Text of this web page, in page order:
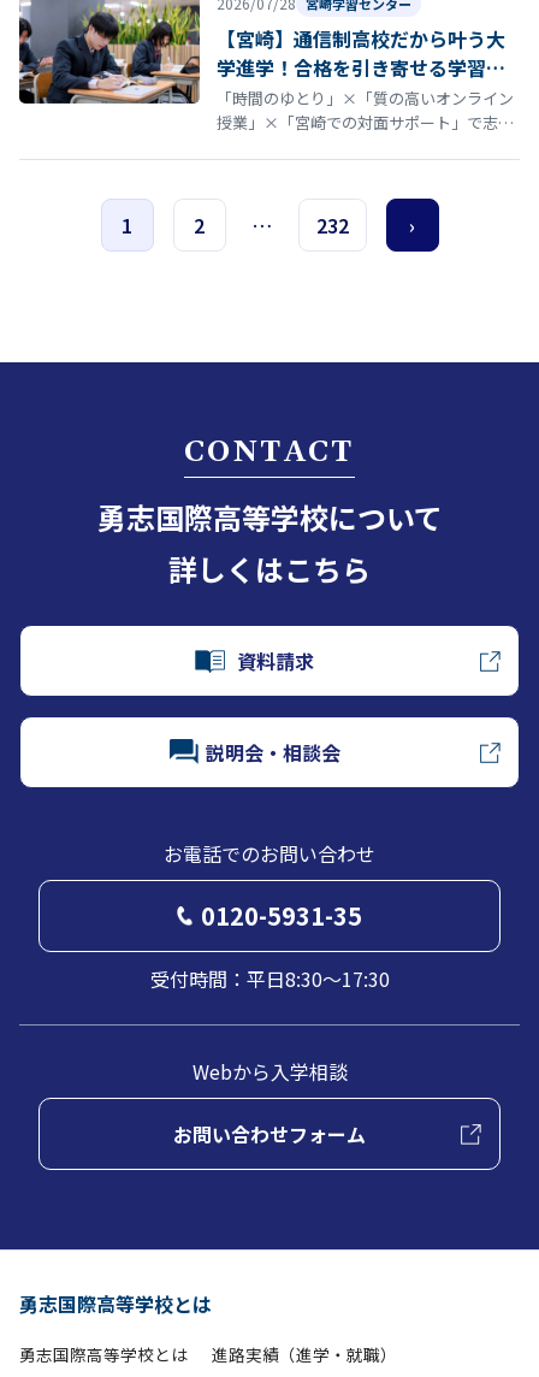
【宮崎】通信制高校だから叶う大
学進学！合格を引き寄せる学習サ
ポートと進路実績
「時間のゆとり」×「質の高いオンライン
授業」×「宮崎での対面サポート」で志望
1 2 … 232 ›
CONTACT
勇志国際高等学校について
詳しくはこちら
資料請求
説明会・相談会
お電話でのお問い合わせ
0120-5931-35
受付時間：平日8:30～17:30
Webから入学相談
お問い合わせフォーム
勇志国際高等学校とは
勇志国際高等学校とは
進路実績（進学・就職）